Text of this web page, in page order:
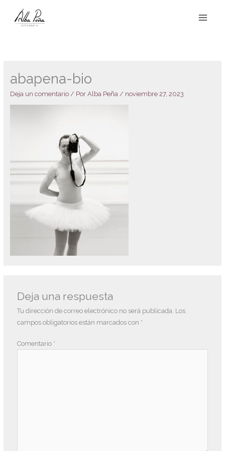
contenido
abapena-bio
Deja un comentario / Por Alba Peña / noviembre 27, 2023
Deja una respuesta
Tu dirección de correo electrónico no será publicada. Los
campos obligatorios están marcados con *
Comentario *